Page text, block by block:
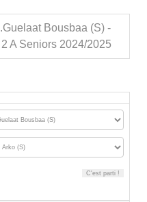
Bousbaa (S) -
A Seniors 2024/2025